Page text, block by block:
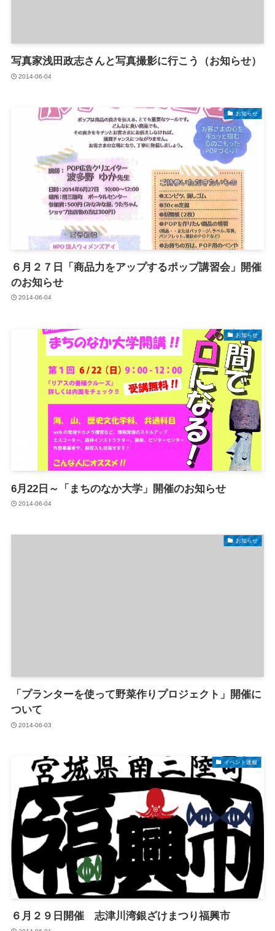
写真家浅田政志さんと写真撮影に行こう（お知らせ）
2014-06-04
お知らせ
６月２７日「商品力をアップするポップ講習会」開催
のお知らせ
2014-06-04
お知らせ
6月22日～「まちのなか大学」開催のお知らせ
2014-06-04
お知らせ
「プランターを使って野菜作りプロジェクト」開催に
ついて
2014-06-03
イベント速報
６月２９日開催 志津川湾銀ざけまつり福興市